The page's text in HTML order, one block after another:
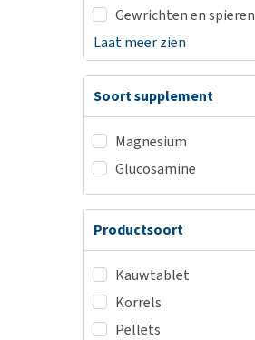
Gewrichten en spieren
Laat meer zien
Soort supplement
Magnesium
Glucosamine
Productsoort
Kauwtablet
Korrels
Pellets